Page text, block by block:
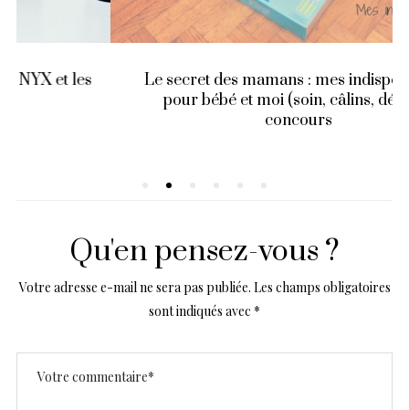
Le secret des mamans : mes indispensables
pour bébé et moi (soin, câlins, détox) +
Qu'en pensez-vous ?
Votre adresse e-mail ne sera pas publiée. Les champs obligatoires
sont indiqués avec *